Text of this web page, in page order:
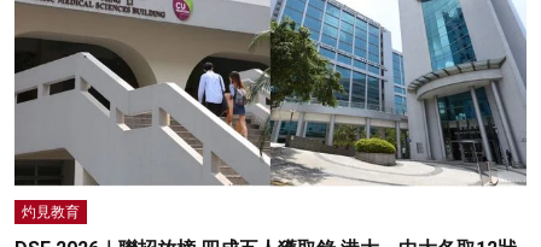
灼見教育